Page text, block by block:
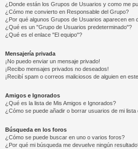
¿Donde están los Grupos de Usuarios y como me
¿Cómo me convierto en Responsable del Grupo?
¿Por qué algunos Grupos de Usuarios aparecen en
¿Qué es un "Grupo de Usuarios predeterminado"?
¿Qué es el enlace "El equipo"?
Mensajería privada
¡No puedo enviar un mensaje privado!
¡Recibo mensajes privados no deseados!
¡Recibí spam o correos maliciosos de alguien en
Amigos e Ignorados
¿Qué es la lista de Mis Amigos e Ignorados?
¿Cómo se puede añadir o borrar usuarios de mi lista
Búsqueda en los foros
¿Cómo se puede buscar en uno o varios foros?
¿Por qué mi búsqueda me devuelve ningún